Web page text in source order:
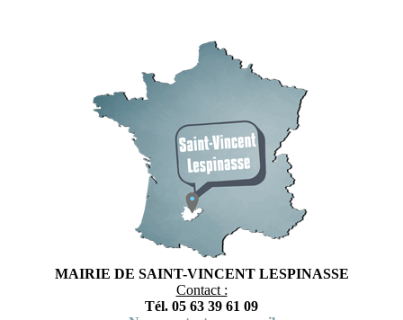
MAIRIE DE SAINT-VINCENT LESPINASSE
Contact :
Tél. 05 63 39 61 09